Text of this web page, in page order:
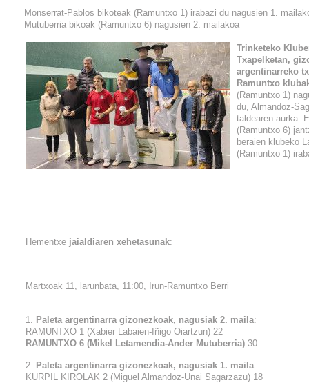
Monserrat-Pablos bikoteak (Ramuntxo 1) irabazi du nagusien 1.
Mutuberria bikoak (Ramuntxo 6) nagusien 2. mailakoa
Trinketeko
Txapelketan,
argentinarreko
Ramuntxo
(Ramuntxo 1)
du, Almandoz-
taldearen aurka.
(Ramuntxo 6)
beraien klubeko
(Ramuntxo 1)
Hementxe jaialdiaren xehetasunak:
Martxoak 11, larunbata, 11:00, Irun-Ramuntxo Berri
1. Paleta argentinarra gizonezkoak, nagusiak 2. maila:
RAMUNTXO 1 (Xabier Labaien-Iñigo Oiartzun) 22
RAMUNTXO 6 (Mikel Letamendia-Ander Mutuberria) 30
2. Paleta argentinarra gizonezkoak, nagusiak 1. maila:
KURPIL KIROLAK 2 (Miguel Almandoz-Unai Sagarzazu) 18